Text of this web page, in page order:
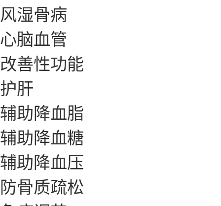
风湿骨病
心脑血管
改善性功能
护肝
辅助降血脂
辅助降血糖
辅助降血压
防骨质疏松